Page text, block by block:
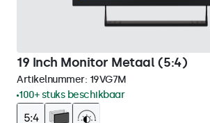
19 Inch Monitor Metaal (5:4)
Artikelnummer: 19VG7M
100+ stuks beschikbaar